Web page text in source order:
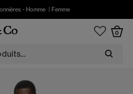
- Homme Femme
0